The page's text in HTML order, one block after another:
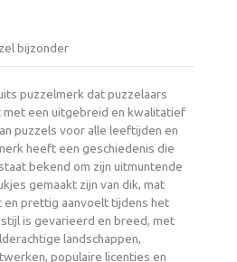
bijzonder
puzzelmerk dat puzzelaars
een uitgebreid en kwalitatief
puzzels voor alle leeftijden en
heeft een geschiedenis die
bekend om zijn uitmuntende
gemaakt zijn van dik, mat
prettig aanvoelt tijdens het
is gevarieerd en breed, met
landschappen,
populaire licenties en